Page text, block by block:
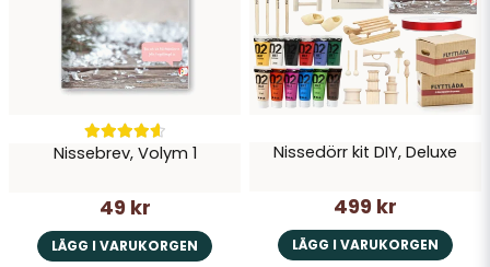
Skicka fråga
Nissebrev, Volym 1
49 kr
LÄGG I VARUKORGEN
Nissedörr kit DIY, Deluxe
499 kr
LÄGG I VARUKORGEN